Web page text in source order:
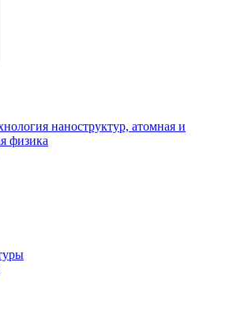
наноструктур, атомная и
физика